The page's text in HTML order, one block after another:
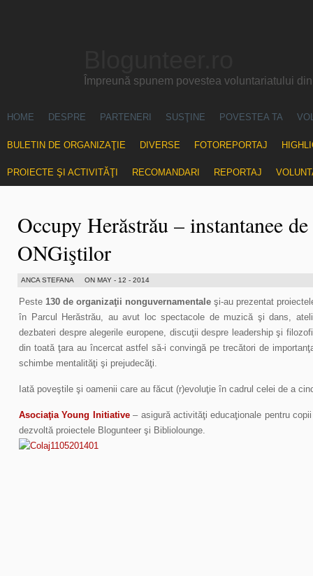
Împreună spunem povestea voluntariatului
HOME DESPRE PARTENERI SUSŢINE POVESTEA TA
BULETIN DE ORGANIZAŢIE DIVERSE FOTOREPORTAJ
PROIECTE ŞI ACTIVITĂŢI RECOMANDARI REPORTAJ
Occupy Herăstrău – instantanee
ONGiştilor
ANCA STEFANA ON MAY - 12 - 2014
Peste 130 de organizaţii nonguvernamentale şi-au prezentat
în Parcul Herăstrău, au avut loc spectacole de muzică şi dans,
dezbateri despre alegerile europene, discuţii despre leadership şi
din toată ţara au încercat astfel să-i convingă pe trecători de
schimbe mentalităţi şi prejudecăţi.
Iată poveştile şi oamenii care au făcut (r)evoluţie în cadrul celei de a
Asociaţia Young Initiative– asigură activităţi educaţionale pentru
dezvoltă proiectele Blogunteer şi Bibliolounge.